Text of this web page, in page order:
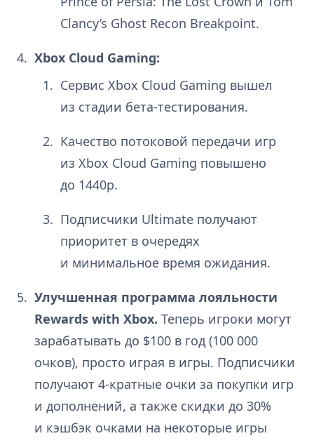
Clancy’s Ghost Recon Breakpoint.
Xbox Cloud Gaming:
Сервис Xbox Cloud Gaming вышел
из стадии бета-тестирования.
Качество потоковой передачи игр
из Xbox Cloud Gaming повышено
до 1440p.
Подписчики Ultimate получают
приоритет в очередях
и минимальное время ожидания.
Улучшенная программа лояльности
Rewards with Xbox. Теперь игроки могут
зарабатывать до $100 в год (100 000
очков), просто играя в игры. Подписчики
получают 4-кратные очки за покупки игр
и дополнений, а также скидки до 30%
и кэшбэк очками на некоторые игры